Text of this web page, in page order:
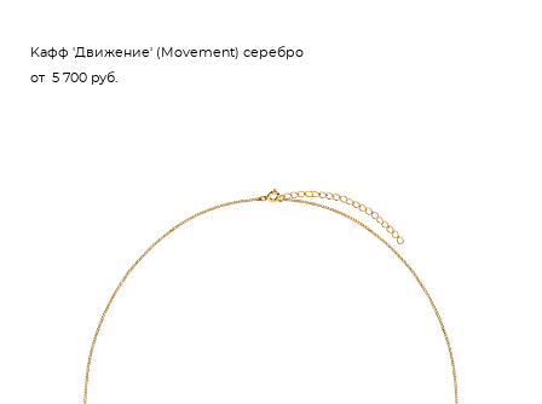
Kафф 'Движение' (Movement) серебро
от 5 700 pуб.